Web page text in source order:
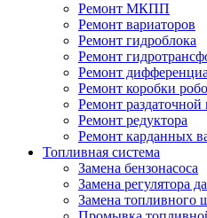
Ремонт МКПП
Ремонт вариаторов
Ремонт гидроблока
Ремонт
Ремонт
Ремонт коробки
Ремонт раздаточной
Ремонт редуктора
Ремонт карданных
Топливная система
Замена бензонасоса
Замена регулятора
Замена топливного